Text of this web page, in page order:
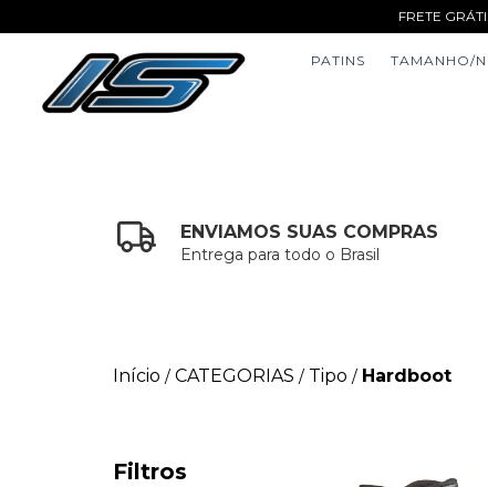
FRETE
PATINS TAMANHO/
ENVIAMOS SUAS COMPRAS
Entrega para todo o Brasil
Início / CATEGORIAS / Tipo / Hardboot
Filtros